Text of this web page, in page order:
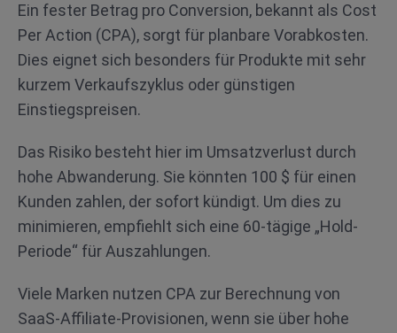
Ein fester Betrag pro Conversion, bekannt als Cost
Per Action (CPA), sorgt für planbare Vorabkosten.
Dies eignet sich besonders für Produkte mit sehr
kurzem Verkaufszyklus oder günstigen
Einstiegspreisen.
Das Risiko besteht hier im Umsatzverlust durch
hohe Abwanderung. Sie könnten 100 $ für einen
Kunden zahlen, der sofort kündigt. Um dies zu
minimieren, empfiehlt sich eine 60-tägige „Hold-
Periode“ für Auszahlungen.
Viele Marken nutzen CPA zur Berechnung von
SaaS-Affiliate-Provisionen, wenn sie über hohe